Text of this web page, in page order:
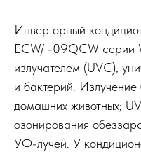
Инверторный
ECW/I-09QCW серии
излучателем (UVC),
и бактерий.
домашних животных;
озонирования
УФ-лучей. У